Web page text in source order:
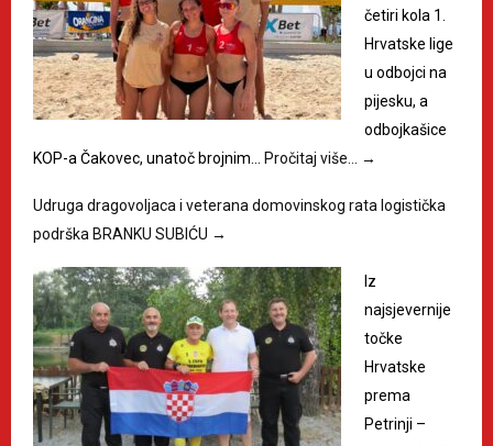
četiri kola 1.
Hrvatske lige
u odbojci na
pijesku, a
odbojkašice
KOP-a Čakovec, unatoč brojnim… Pročitaj više… →
Udruga dragovoljaca i veterana domovinskog rata logistička
podrška BRANKU SUBIĆU →
Iz
najsjevernije
točke
Hrvatske
prema
Petrinji –